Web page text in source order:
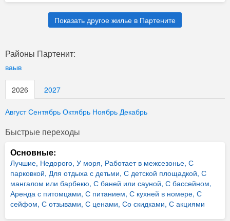
Показать другое жилье в Партените
Районы Партенит:
ваыв
2026 2027
Август Сентябрь Октябрь Ноябрь Декабрь
Быстрые переходы
Основные:
Лучшие, Недорого, У моря, Работает в межсезонье, С
парковкой, Для отдыха с детьми, С детской площадкой, С
мангалом или барбекю, С баней или сауной, С бассейном,
Аренда с питомцами, С питанием, С кухней в номере, С
сейфом, С отзывами, С ценами, Со скидками, С акциями